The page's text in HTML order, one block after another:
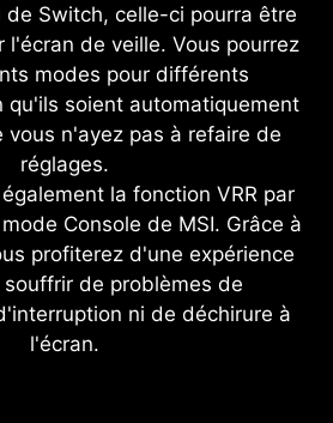
Switch, celle-ci pourra être
l'écran de veille. Vous pourrez
modes pour différents
qu'ils soient automatiquement
vous n'ayez pas à refaire de
réglages.
la fonction VRR par
Console de MSI. Grâce à
profiterez d'une expérience
de problèmes de
ni de déchirure à
l'écran.